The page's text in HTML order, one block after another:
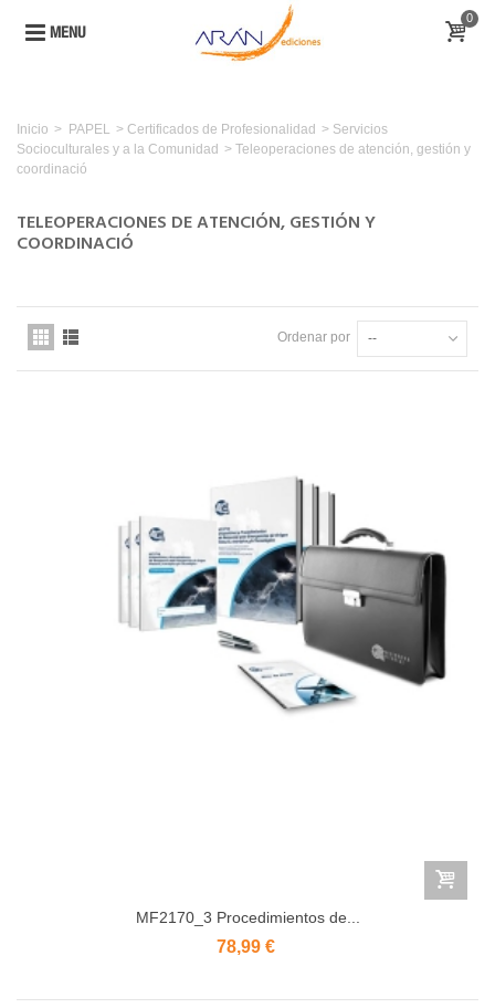
MENU
0
Inicio > PAPEL > Certificados de Profesionalidad > Servicios
Socioculturales y a la Comunidad > Teleoperaciones de atención, gestión y
coordinació
TELEOPERACIONES DE ATENCIÓN, GESTIÓN Y
COORDINACIÓ
Ordenar por --
MF2170_3 Procedimientos de...
78,99 €